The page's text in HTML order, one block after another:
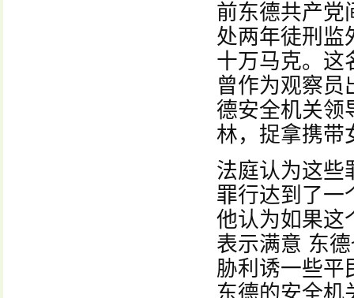
前东德共产党
处两年徒刑监
十万马克。这
曾作为观察员
德安全机关领
林，捉拿携带
法庭认为这些
罪行达到了一
他认为如果这
表示满意 东
胁利诱一些平
东德的安全机